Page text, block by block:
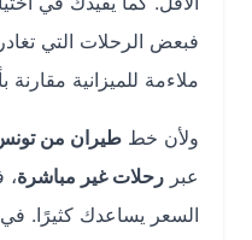
فبعض الرحلات التي تغادر
ملاءمة للميزانية مقارنة
ولأن خططيران من تونس إلى
رحلات غير مباشرة، فإن
السعر يساعدك كثيرًا. في